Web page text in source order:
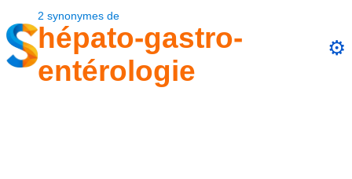
2 synonymes de
hépato-gastro-
entérologie
⚙️